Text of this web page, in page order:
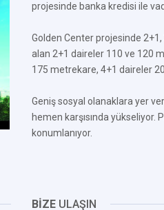
projesinde banka kredisi ile
Golden Center projesinde
alan 2+1 daireler 110 ve 120
175 metrekare, 4+1 daireler
Geniş sosyal olanaklara yer
hemen karşısında yükseliyor.
konumlanıyor.
BİZE ULAŞIN